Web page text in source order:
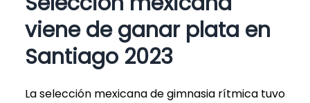
viene de ganar plata en
Santiago 2023
La selección mexicana de gimnasia rítmica tuvo